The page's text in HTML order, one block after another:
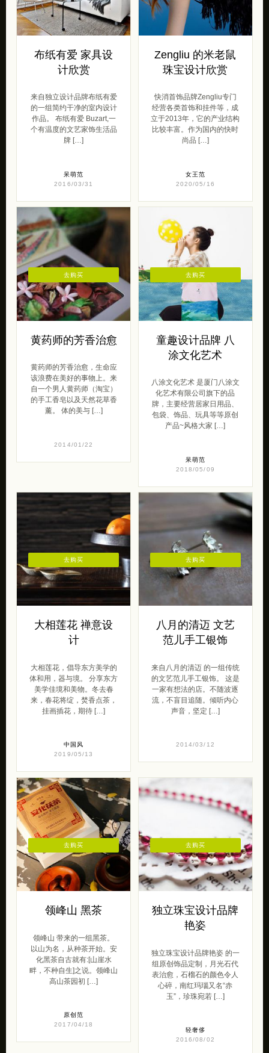
布纸有爱 家具设
计欣赏
来自独立设计品牌布纸有爱
的一组简约干净的室内设计
作品。 布纸有爱 Buzart,一
个有温度的文艺家饰生活品
牌 […]
呆萌范
2016/03/31
Zengliu 的米老鼠
珠宝设计欣赏
快消首饰品牌Zengliu专门
经营各类首饰和挂件等，成
立于2013年，它的产业结构
比较丰富。作为国内的快时
尚品 […]
女王范
2020/05/16
黄药师的芳香治愈
黄药师的芳香治愈，生命应
该浪费在美好的事物上。来
自一个男人黄药师（淘宝）
的手工香皂以及天然花草香
薰。 体的美与 […]
2014/01/22
去购买
童趣设计品牌 八
涂文化艺术
八涂文化艺术 是厦门八涂文
化艺术有限公司旗下的品
牌，主要经营居家日用品、
包袋、饰品、玩具等等原创
产品~风格大家 […]
呆萌范
2018/05/09
去购买
大相莲花 禅意设
计
大相莲花，倡导东方美学的
体和用，器与境。 分享东方
美学佳境和美物。冬去春
来，春花将绽，焚香点茶，
挂画插花，期待 […]
中国风
2019/05/13
去购买
八月的清迈 文艺
范儿手工银饰
来自八月的清迈 的一组传统
的文艺范儿手工银饰。 这是
一家有想法的店。不随波逐
流，不盲目追随。倾听内心
声音，坚定 […]
2014/03/12
去购买
领峰山 黑茶
领峰山 带来的一组黑茶。
以山为名，从种茶开始。安
化黑茶自古就有:[山崖水
畔，不种自生]之说。领峰山
高山茶园初 […]
原创范
2017/04/18
去购买
独立珠宝设计品牌
艳姿
独立珠宝设计品牌艳姿 的一
组原创饰品定制，月光石代
表治愈，石榴石的颜色令人
心碎，南红玛瑙又名“赤
玉”，珍珠宛若 […]
轻奢侈
2016/08/02
去购买